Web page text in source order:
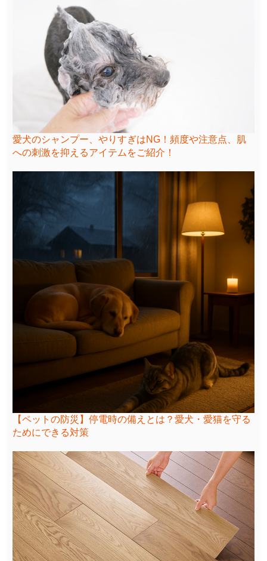
愛犬のシャンプー、やりすぎはNG！頻度や注意点、肌
への刺激を抑えるアイテムをご紹介！
【ペットの防災】停電時の備えとは？愛犬・愛猫を守る
ためにできる対策